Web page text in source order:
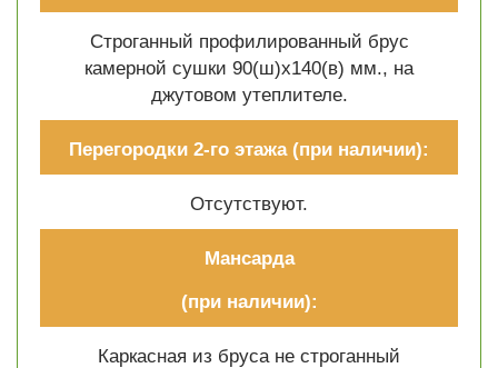
Строганный профилированный брус
камерной сушки 90(ш)х140(в) мм., на
джутовом утеплителе.
Перегородки 2-го этажа (при наличии):
Отсутствуют.
Мансарда
(при наличии):
Каркасная из бруса не строганный